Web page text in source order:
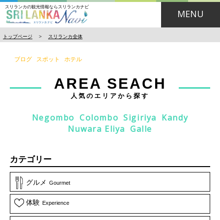
スリランカの観光情報ならスリランカナビ
MENU
トップページ > スリランカ全体
ブログ スポット ホテル
AREA SEACH
人気のエリアから探す
Negombo Colombo Sigiriya Kandy
Nuwara Eliya Galle
カテゴリー
グルメ Gourmet
体験 Experience